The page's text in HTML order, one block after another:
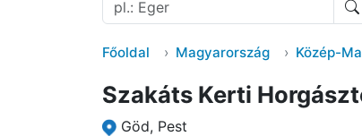
Főoldal Magyarország Közép-
Szakáts Kerti
Göd, Pest